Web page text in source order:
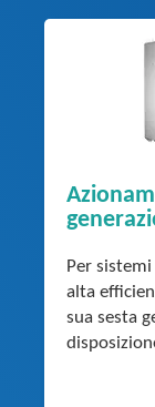
Per
alta
sua sesta